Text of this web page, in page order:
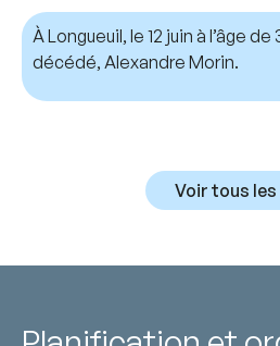
À Longueuil, le 12 juin à l’âge
décédé, Alexandre Morin.
Voir tous les